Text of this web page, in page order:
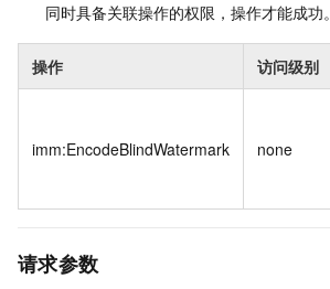
同时具备关联操作的权限，操作才能成功。
操作 访问级别
imm:EncodeBlindWatermark none
请求参数